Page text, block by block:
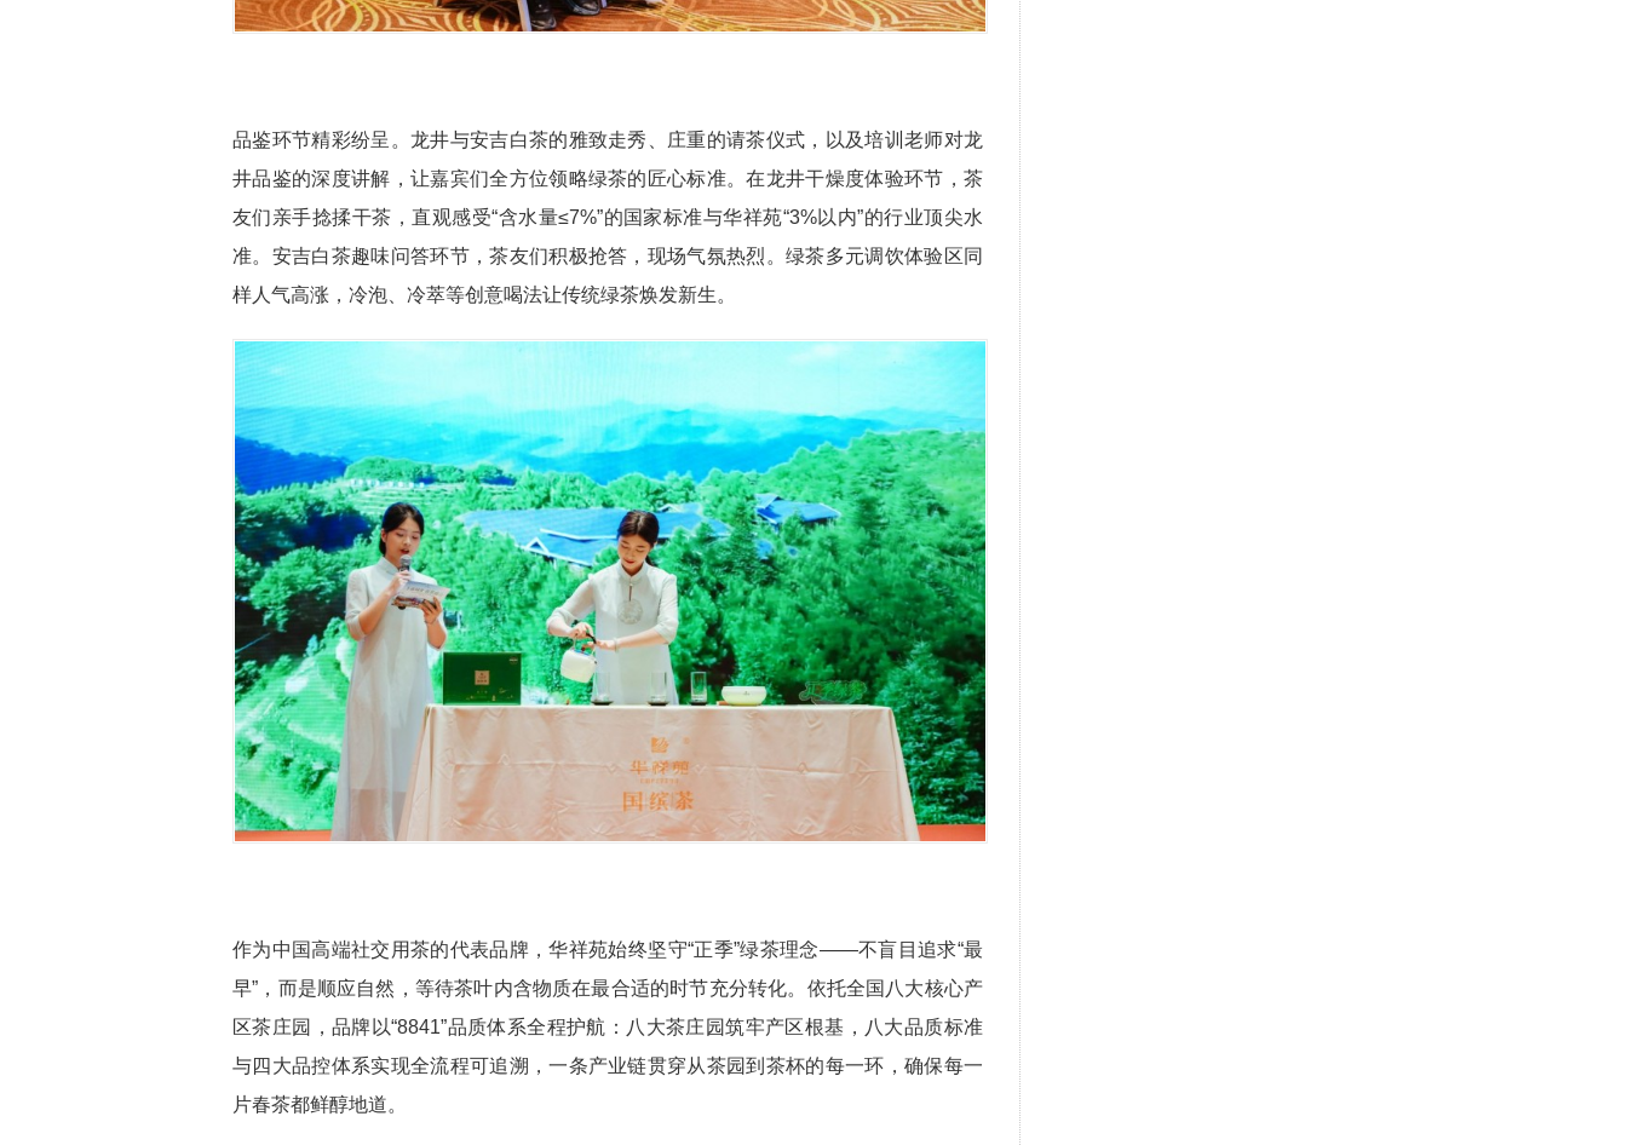
品鉴环节精彩纷呈。龙井与安吉白茶的雅致走秀、庄重的请茶仪式，以及培训老师对龙
井品鉴的深度讲解，让嘉宾们全方位领略绿茶的匠心标准。在龙井干燥度体验环节，茶
友们亲手捻揉干茶，直观感受“含水量≤7%”的国家标准与华祥苑“3%以内”的行业顶尖水
准。安吉白茶趣味问答环节，茶友们积极抢答，现场气氛热烈。绿茶多元调饮体验区同
样人气高涨，冷泡、冷萃等创意喝法让传统绿茶焕发新生。
作为中国高端社交用茶的代表品牌，华祥苑始终坚守“正季”绿茶理念——不盲目追求“最
早”，而是顺应自然，等待茶叶内含物质在最合适的时节充分转化。依托全国八大核心产
区茶庄园，品牌以“8841”品质体系全程护航：八大茶庄园筑牢产区根基，八大品质标准
与四大品控体系实现全流程可追溯，一条产业链贯穿从茶园到茶杯的每一环，确保每一
片春茶都鲜醇地道。